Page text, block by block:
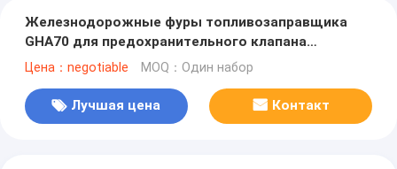
Железнодорожные фуры топливозаправщика
GHA70 для предохранительного клапана
алкоголя метанола этанола дыша
Цена：negotiable MOQ：Один набор
Лучшая цена Контакт